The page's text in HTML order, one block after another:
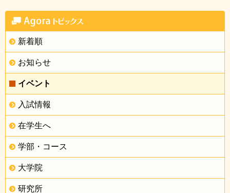
新着順
お知らせ
イベント
入試情報
在学生へ
学部・コース
大学院
研究所